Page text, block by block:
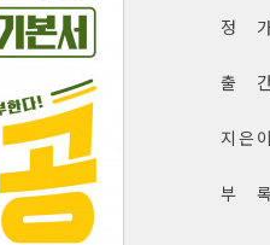
정 가
출 간
지 은 이
부 록